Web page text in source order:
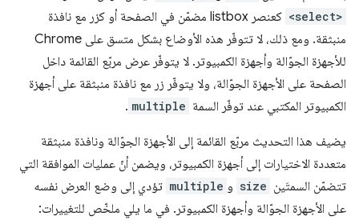
<select>
كعنصر listbox مضمّن في الصفحة أو كزر مع نافذة
منبثقة. ومع ذلك، لا تتوفّر هذه الأوضاع بشكل متسق على Chrome
للأجهزة الجوّالة وأجهزة الكمبيوتر. لا يتوفّر عرض مربّع القائمة داخل
الصفحة على الأجهزة الجوّالة، ولا يتوفّر زر مع نافذة منبثقة على أجهزة
الكمبيوتر المكتبي عند توفّر السمة multiple
.
يضيف هذا التحديث مربّع القائمة إلى الأجهزة الجوّالة ونافذة منبثقة
متعددة الاختيارات إلى أجهزة الكمبيوتر، ويضمن أنّ عمليات الموافقة التي
تتضمّن السمتَين size و multiple تؤدي إلى وضع العرض نفسه
على الأجهزة الجوّالة وأجهزة الكمبيوتر. في ما يلي ملخّص للتغييرات: